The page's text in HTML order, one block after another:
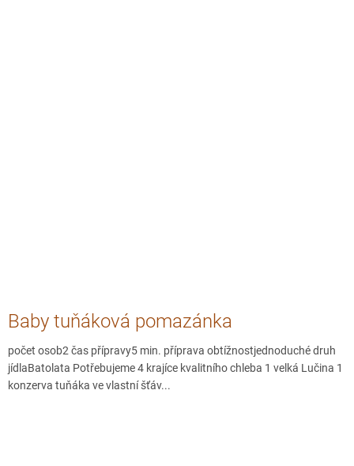
Baby tuňáková pomazánka
počet osob2 čas přípravy5 min. příprava obtížnostjednoduché druh
jídlaBatolata Potřebujeme 4 krajíce kvalitního chleba 1 velká Lučina 1
konzerva tuňáka ve vlastní šťáv...